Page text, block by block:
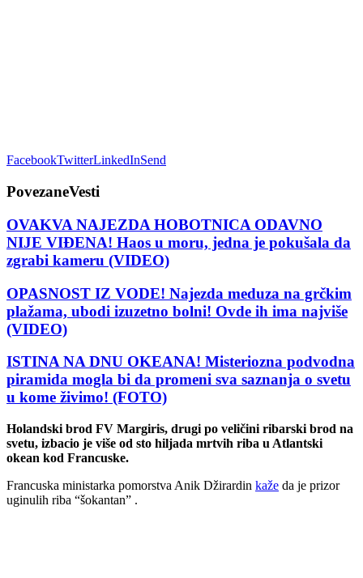
FacebookTwitterLinkedInSend
PovezaneVesti
OVAKVA NAJEZDA HOBOTNICA ODAVNO
NIJE VIĐENA! Haos u moru, jedna je pokušala da
zgrabi kameru (VIDEO)
OPASNOST IZ VODE! Najezda meduza na grčkim
plažama, ubodi izuzetno bolni! Ovde ih ima najviše
(VIDEO)
ISTINA NA DNU OKEANA! Misteriozna podvodna
piramida mogla bi da promeni sva saznanja o svetu
u kome živimo! (FOTO)
Holandski brod FV Margiris, drugi po veličini ribarski brod na
svetu, izbacio je više od sto hiljada mrtvih riba u Atlantski
okean kod Francuske.
Francuska ministarka pomorstva Anik Džirardin kaže da je prizor
uginulih riba “šokantan” .